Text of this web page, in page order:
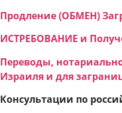
Продление (ОБМЕН)
ИСТРЕБОВАНИЕ и
Переводы,
Израиля и для
Консультации по